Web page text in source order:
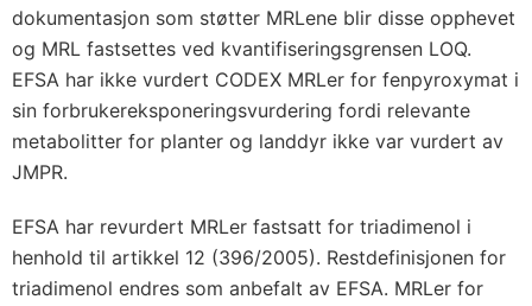
dokumentasjon som støtter MRLene blir disse opphevet
og MRL fastsettes ved kvantifiseringsgrensen LOQ.
EFSA har ikke vurdert CODEX MRLer for fenpyroxymat i
sin forbrukereksponeringsvurdering fordi relevante
metabolitter for planter og landdyr ikke var vurdert av
JMPR.
EFSA har revurdert MRLer fastsatt for triadimenol i
henhold til artikkel 12 (396/2005). Restdefinisjonen for
triadimenol endres som anbefalt av EFSA. MRLer for